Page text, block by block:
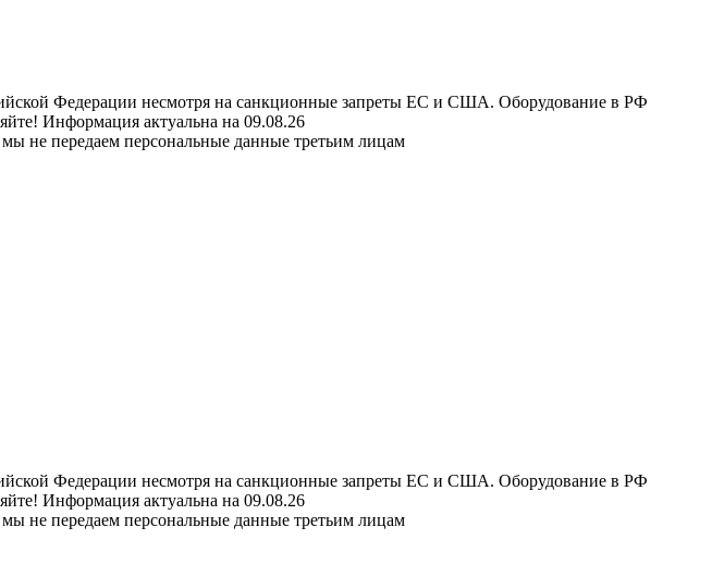
Федерации несмотря на санкционные запреты ЕС и США. Оборудование в РФ
Информация актуальна на 09.08.26
не передаем персональные данные третьим лицам
Федерации несмотря на санкционные запреты ЕС и США. Оборудование в РФ
Информация актуальна на 09.08.26
не передаем персональные данные третьим лицам